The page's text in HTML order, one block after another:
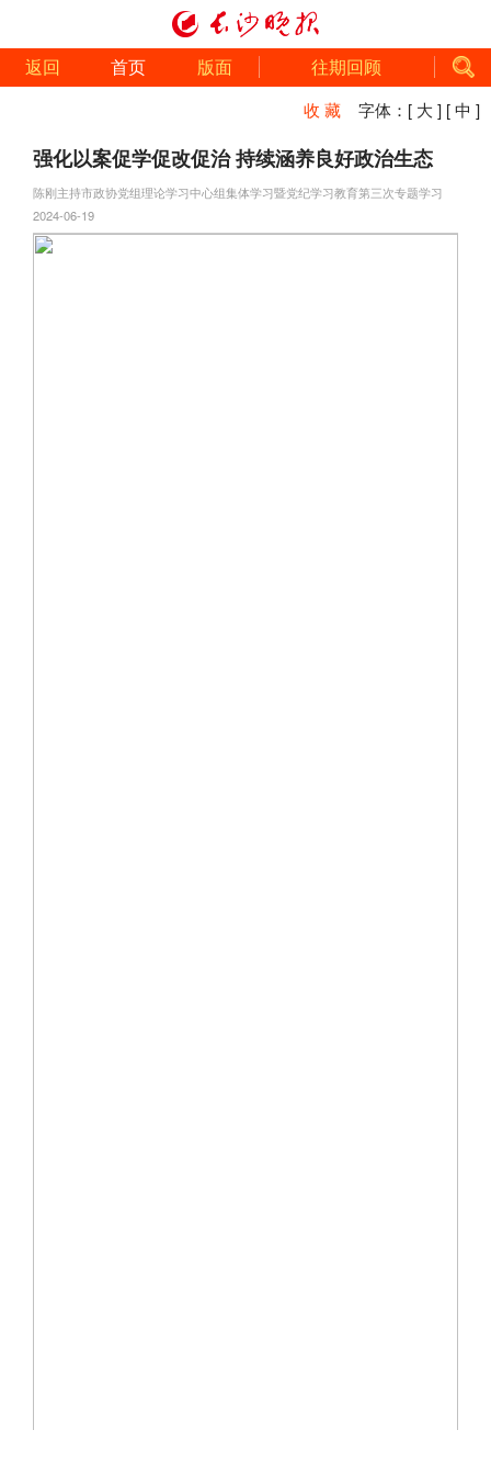
返回 首页 版面 往期回顾
收 藏 字体： [ 大 ] [ 中 ]
强化以案促学促改促治 持续涵养良好政治生态
陈刚主持市政协党组理论学习中心组集体学习暨党纪学习教育第三次专题学习
2024-06-19